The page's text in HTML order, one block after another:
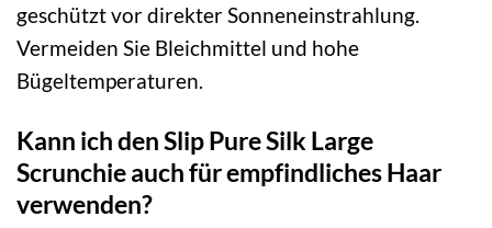
geschützt vor direkter Sonneneinstrahlung.
Vermeiden Sie Bleichmittel und hohe
Bügeltemperaturen.
Kann ich den Slip Pure Silk Large
Scrunchie auch für empfindliches Haar
verwenden?